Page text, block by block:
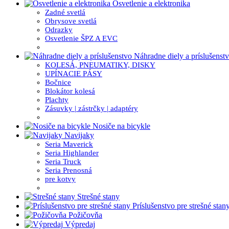
Osvetlenie a elektronika
Zadné svetlá
Obrysove svetlá
Odrazky
Osvetlenie ŠPZ A EVC
Náhradne diely a
KOLESÁ, PNEUMATIKY, DISKY
UPÍNACIE PÁSY
Bočnice
Blokátor kolesá
Plachty
Zásuvky | zástrčky | adaptéry
Nosiče na bicykle
Navijaky
Seria Maverick
Seria Highlander
Seria Truck
Seria Prenosná
pre kotvy
Strešné stany
Príslušenstvo pre strešné
Požičovňa
Výpredaj